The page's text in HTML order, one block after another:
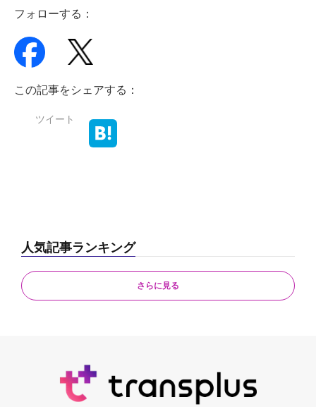
フォローする：
この記事をシェアする：
ツイート
人気記事ランキング
さらに見る